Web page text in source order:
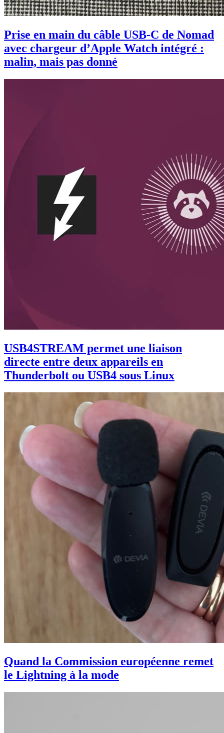
Prise en main du câble USB-C de Nomad
avec chargeur d’Apple Watch intégré :
malin, mais pas donné
USB4STREAM permet une liaison
directe entre deux appareils en
Thunderbolt ou USB4 sous Linux
Quand la Commission européenne remet
le Lightning à la mode